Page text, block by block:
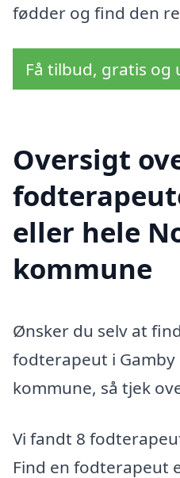
fødder og find den
Få tilbud, gratis
Oversigt
eller hele
kommune
Ønsker du selv at
fodterapeut i
kommune, så tjek
Vi fandt 8
Find en fodterapeut